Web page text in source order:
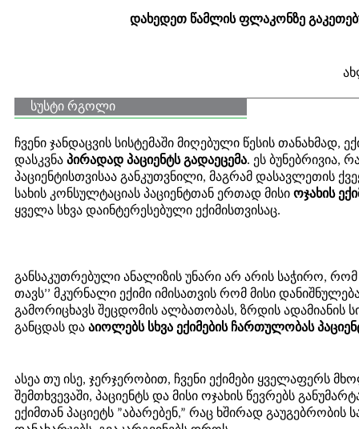
დახედეთ წამლის ფლაკონზე
სუსტი რგოლი
ჩვენი ჯანდაცვის სისტემაში მიღებული წესის თანახმად,
დასკვნა პირადად პაციენტს გადაეცემა. ეს ბუნებრივია,
პაციენტისთვისაა განკუთვნილი, მაგრამ დასავლეთის
სახის კონსულტაციას პაციენტთან ერთად მისი ოჯახის
ყველა სხვა დაინტერესებული ექიმისთვისაც.
განსაკუთრებული ანალიზის უნარი არ არის საჭირო,
თავს’’ მკურნალი ექიმი იმისათვის რომ მისი
გამორიცხავს შეცდომის ალბათობას, ზრდის ადამიანის
განცდას და აიოლებს სხვა ექიმების ჩართულობას
ასეა თუ ისე, ჯერჯერობით, ჩვენი ექიმები ყველაფერს
შემთხვევაში, პაციენტს და მისი ოჯახის წევრებს
ექიმთან პაციეტს ”აბარებენ,” რაც ხშირად გაუგებრობის